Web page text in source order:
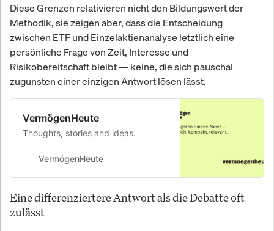
Diese Grenzen relativieren nicht den Bildungswert der
Methodik, sie zeigen aber, dass die Entscheidung
zwischen ETF und Einzelaktienanalyse letztlich eine
persönliche Frage von Zeit, Interesse und
Risikobereitschaft bleibt — keine, die sich pauschal
zugunsten einer einzigen Antwort lösen lässt.
VermögenHeute
Thoughts, stories and ideas.
VermögenHeute
Eine differenziertere Antwort als die Debatte oft
zulässt